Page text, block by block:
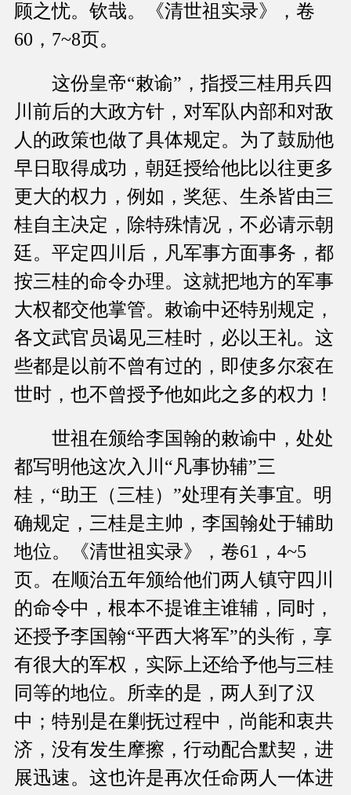
顾之忧。钦哉。《清世祖实录》，卷
60，7~8页。
这份皇帝“敕谕”，指授三桂用兵四
川前后的大政方针，对军队内部和对敌
人的政策也做了具体规定。为了鼓励他
早日取得成功，朝廷授给他比以往更多
更大的权力，例如，奖惩、生杀皆由三
桂自主决定，除特殊情况，不必请示朝
廷。平定四川后，凡军事方面事务，都
按三桂的命令办理。这就把地方的军事
大权都交他掌管。敕谕中还特别规定，
各文武官员谒见三桂时，必以王礼。这
些都是以前不曾有过的，即使多尔衮在
世时，也不曾授予他如此之多的权力！
世祖在颁给李国翰的敕谕中，处处
都写明他这次入川“凡事协辅”三
桂，“助王（三桂）”处理有关事宜。明
确规定，三桂是主帅，李国翰处于辅助
地位。《清世祖实录》，卷61，4~5
页。在顺治五年颁给他们两人镇守四川
的命令中，根本不提谁主谁辅，同时，
还授予李国翰“平西大将军”的头衔，享
有很大的军权，实际上还给予他与三桂
同等的地位。所幸的是，两人到了汉
中；特别是在剿抚过程中，尚能和衷共
济，没有发生摩擦，行动配合默契，进
展迅速。这也许是再次任命两人一体进